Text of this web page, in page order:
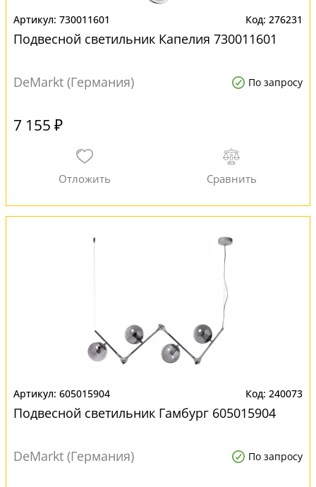
730011601 276231
Подвесной светильник Капелия 730011601
DeMarkt (Германия) По запросу
7 155 ₽
605015904 240073
Подвесной светильник Гамбург 605015904
DeMarkt (Германия) По запросу